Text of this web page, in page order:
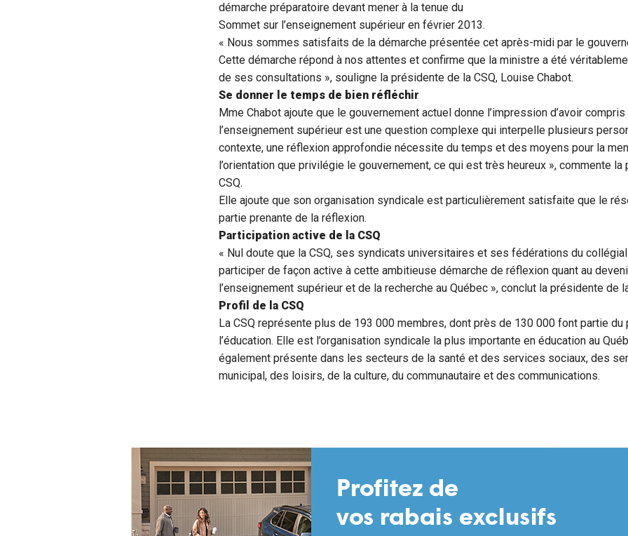
démarche préparatoire devant mener à la tenue du
Sommet sur l’enseignement supérieur en février 2013.
« Nous sommes satisfaits de la démarche présentée cet après-midi par le
Cette démarche répond à nos attentes et confirme que la ministre a été
de ses consultations », souligne la présidente de la CSQ, Louise Chabot.
Se donner le temps de bien réfléchir
Mme Chabot ajoute que le gouvernement actuel donne l’impression d’avoir compris
l’enseignement supérieur est une question complexe qui interpelle plusieurs
contexte, une réflexion approfondie nécessite du temps et des moyens pour la
l’orientation que privilégie le gouvernement, ce qui est très heureux », commente
CSQ.
Elle ajoute que son organisation syndicale est particulièrement satisfaite que le
partie prenante de la réflexion.
Participation active de la CSQ
« Nul doute que la CSQ, ses syndicats universitaires et ses fédérations du
participer de façon active à cette ambitieuse démarche de réflexion quant au
l’enseignement supérieur et de la recherche au Québec », conclut la présidente de
Profil de la CSQ
La CSQ représente plus de 193 000 membres, dont près de 130 000 font partie du
l’éducation. Elle est l’organisation syndicale la plus importante en éducation au
également présente dans les secteurs de la santé et des services sociaux, des
municipal, des loisirs, de la culture, du communautaire et des communications.